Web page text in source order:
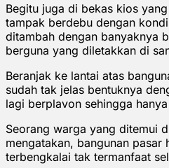
Begitu juga di bekas kios
tampak berdebu dengan
ditambah dengan banyaknya
berguna yang diletakkan di
Beranjak ke lantai atas
sudah tak jelas bentuknya
lagi berplavon sehingga
Seorang warga yang ditemui
mengatakan, bangunan pasar
terbengkalai tak termanfaat